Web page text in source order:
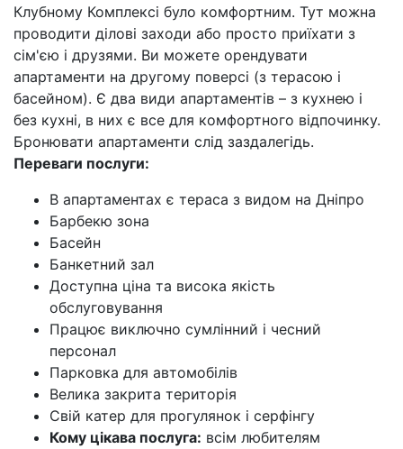
Клубному Комплексі було комфортним. Тут можна
проводити ділові заходи або просто приїхати з
сім'єю і друзями. Ви можете орендувати
апартаменти на другому поверсі (з терасою і
басейном). Є два види апартаментів – з кухнею і
без кухні, в них є все для комфортного відпочинку.
Бронювати апартаменти слід заздалегідь.
Переваги послуги:
В апартаментах є тераса з видом на Дніпро
Барбекю зона
Басейн
Банкетний зал
Доступна ціна та висока якість
обслуговування
Працює виключно сумлінний і чесний
персонал
Парковка для автомобілів
Велика закрита територія
Свій катер для прогулянок і серфінгу
Кому цікава послуга: всім любителям